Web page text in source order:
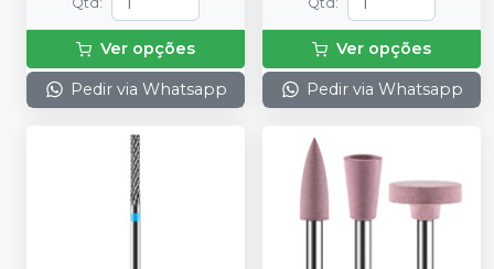
Ver opções
Pedir via Whatsapp
Ver opções
Pedir via Whatsapp